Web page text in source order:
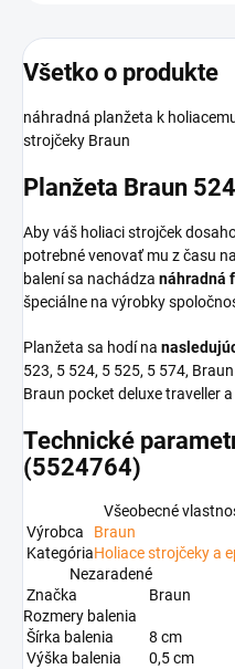
Všetko o produkte
náhradná planžeta k
strojčeky Braun
Planžeta Braun 524
Aby váš holiaci strojček
potrebné venovať mu z času
balení sa nachádza náhradná
špeciálne na výrobky
Planžeta sa hodí na
523, 5 524, 5 525, 5 574,
Braun pocket deluxe traveller
Technické
(5524764)
Všeobecné
Výrobca
Braun
KategóriaHoliace strojčeky a
Nezaradené
Značka
Braun
Rozmery balenia
Šírka balenia
8 cm
Výška balenia
0,5 cm